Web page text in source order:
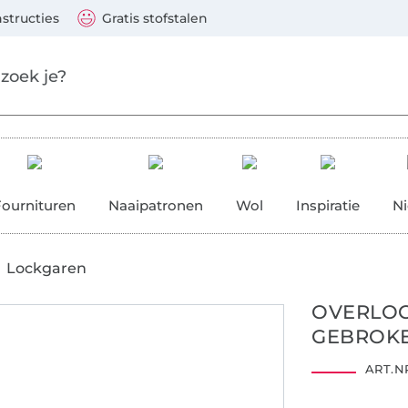
Gratis stofstalen
Naaipatronen Wol Inspiratie
Lockgaren
Mastercard, PayPal, iDeal, Vooruitbetaling via